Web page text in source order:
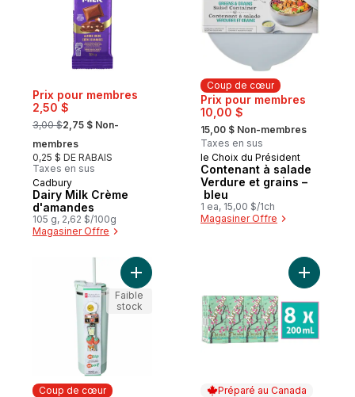
Prix pour membres
2,50 $
, formerly:
3,00 $2,75 $ Non-
membres
0,25 $ DE RABAIS
Taxes en sus
Cadbury
Dairy Milk Crème
d'amandes
105 g, 2,62 $/100g
Magasiner Offre
Coup de cœur
Prix pour membres
10,00 $
, formerly:
15,00 $ Non-membres
Taxes en sus
Coup de cœur
le Choix du Président
Contenant à salade
Verdure et grains –
bleu
1 ea, 15,00 $/1ch
Magasiner Offre
Coup de cœur
Ajouter Bouteille isotherme en acier
Faible
stock
Préparé au Canada
Ajouter